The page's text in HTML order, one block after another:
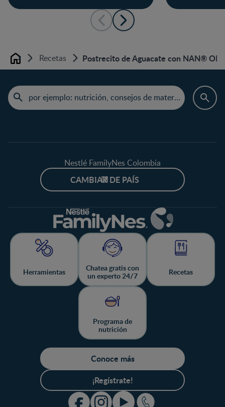
Home Recetas Postrecito de Aguacate con NAN®
Nestlé FamilyNes Colombia
CAMBIAR DE PAÍS
Herramientas
Chatea gratis con
un experto 24/7
Recetas
Programa de
nutrición
Conoce más
¡Regístrate!